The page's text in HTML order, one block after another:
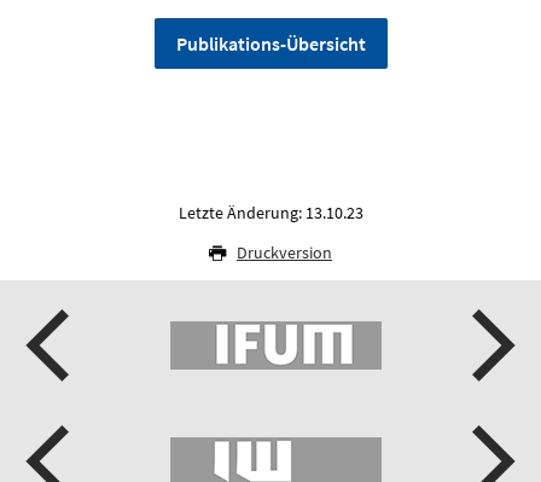
Publikations-Übersicht
Letzte Änderung: 13.10.23
Druckversion